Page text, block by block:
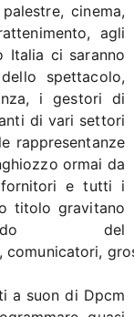
cinema,
agli
Italia ci saranno
spettacolo,
i gestori di
di vari settori
rappresentanze
ormai da
e tutti i
titolo gravitano
del
a suon di Dpcm